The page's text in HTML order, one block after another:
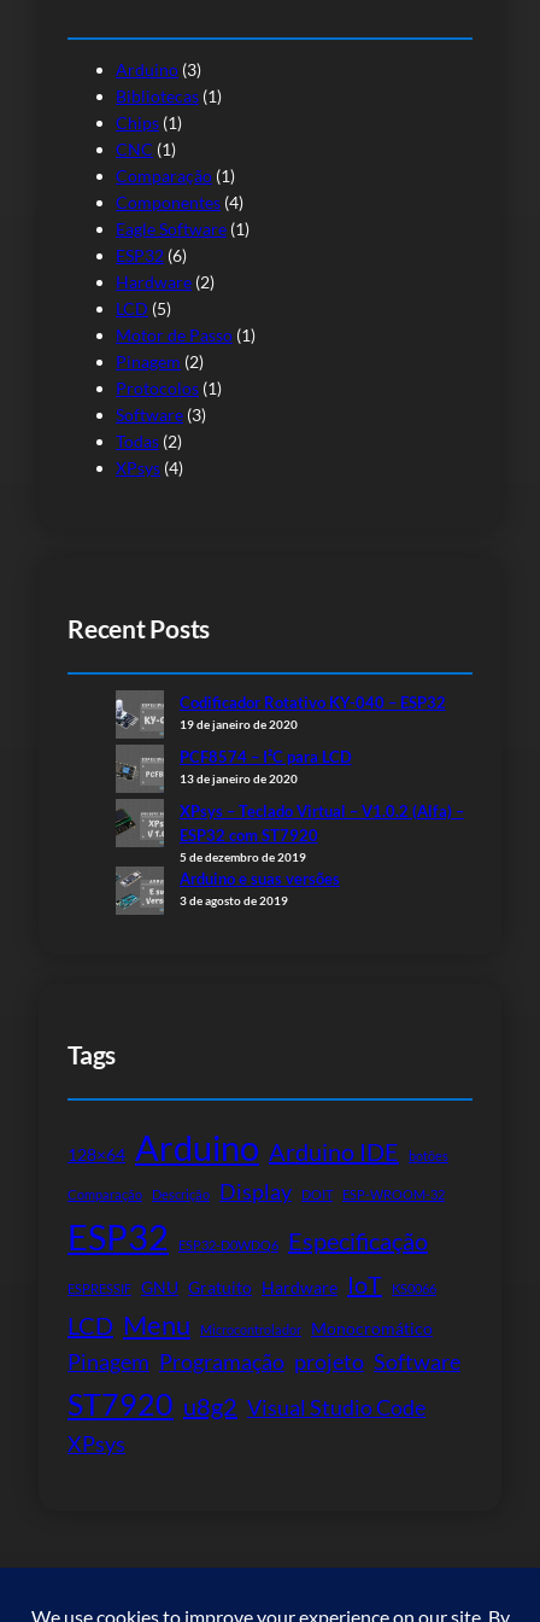
Arduino (3)
Bibliotecas (1)
Chips (1)
CNC (1)
Comparação (1)
Componentes (4)
Eagle Software (1)
ESP32 (6)
Hardware (2)
LCD (5)
Motor de Passo (1)
Pinagem (2)
Protocolos (1)
Software (3)
Todas (2)
XPsys (4)
Recent Posts
Codificador Rotativo KY-040 – ESP32
19 de janeiro de 2020
PCF8574 – I²C para LCD
13 de janeiro de 2020
XPsys – Teclado Virtual – V1.0.2 (Alfa) –
ESP32 com ST7920
5 de dezembro de 2019
Arduino e suas versões
3 de agosto de 2019
Tags
128×64 Arduino Arduino IDE botões
Comparação Descrição Display DOIT ESP-WROOM-32
ESP32 ESP32-D0WDQ6 Especificação
ESPRESSIF GNU Gratuito Hardware IoT KS0066
LCD Menu Microcontrolador Monocromático
Pinagem Programação projeto Software
ST7920 u8g2 Visual Studio Code
XPsys